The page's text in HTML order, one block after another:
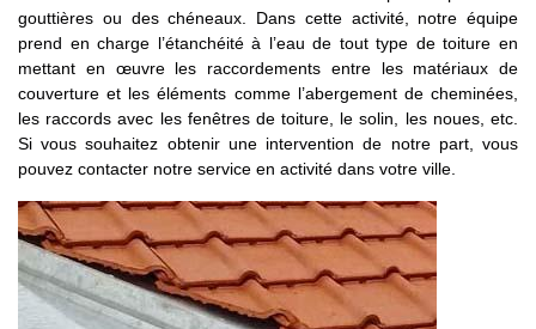
gouttières ou des chéneaux. Dans cette activité, notre équipe
prend en charge l’étanchéité à l’eau de tout type de toiture en
mettant en œuvre les raccordements entre les matériaux de
couverture et les éléments comme l’abergement de cheminées,
les raccords avec les fenêtres de toiture, le solin, les noues, etc.
Si vous souhaitez obtenir une intervention de notre part, vous
pouvez contacter notre service en activité dans votre ville.